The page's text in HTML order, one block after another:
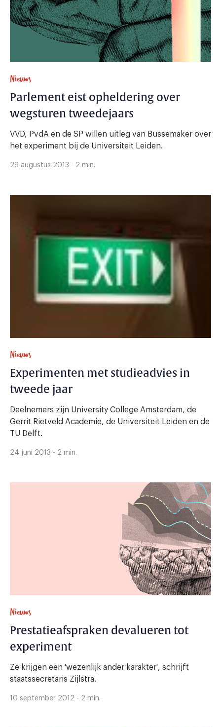
Nieuws
Parlement eist opheldering over
wegsturen tweedejaars
VVD, PvdA en de SP willen uitleg van Bussemaker over
het experiment bij de Universiteit Leiden.
29 augustus 2013 - 2 min.
Nieuws
Experimenten met studieadvies in
tweede jaar
Deelnemers zijn University College Amsterdam, de
Gerrit Rietveld Academie, de Universiteit Leiden en de
TU Delft.
24 juni 2013 - 2 min.
Nieuws
Prestatieafspraken devalueren tot
experiment
Ze krijgen een 'wezenlijk ander karakter', schrijft
staatssecretaris Zijlstra.
10 september 2012 - 2 min.